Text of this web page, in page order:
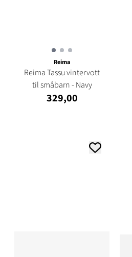
Reima
Reima Tassu vintervott
til småbarn - Navy
329,00